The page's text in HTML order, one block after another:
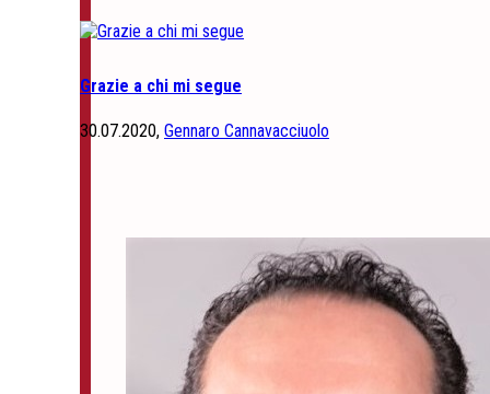
Grazie a chi mi segue
30.07.2020, Gennaro Cannavacciuolo